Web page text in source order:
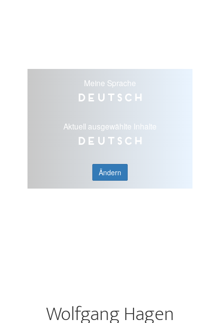
Meine Sprache
Deutsch
Aktuell ausgewählte Inhalte
Deutsch
Ändern
Wolfgang Hagen